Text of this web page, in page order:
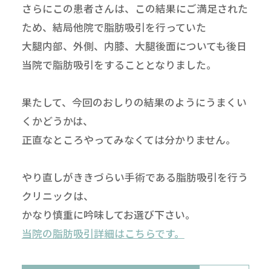
さらにこの患者さんは、この結果にご満足された
ため、結局他院で脂肪吸引を行っていた
大腿内部、外側、内膝、大腿後面についても後日
当院で脂肪吸引をすることとなりました。
果たして、今回のおしりの結果のようにうまくい
くかどうかは、
正直なところやってみなくては分かりません。
やり直しがききづらい手術である脂肪吸引を行う
クリニックは、
かなり慎重に吟味してお選び下さい。
当院の脂肪吸引詳細はこちらです。